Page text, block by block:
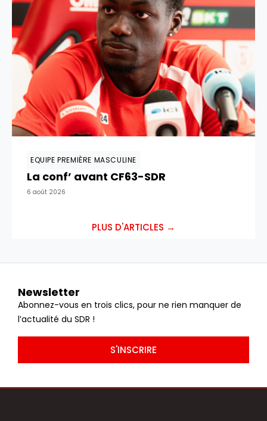
EQUIPE PREMIÈRE MASCULINE
La conf’ avant CF63-SDR
6 août 2026
PLUS D'ARTICLES →
Newsletter
Abonnez-vous en trois clics, pour ne rien manquer de
l’actualité du SDR !
S'INSCRIRE